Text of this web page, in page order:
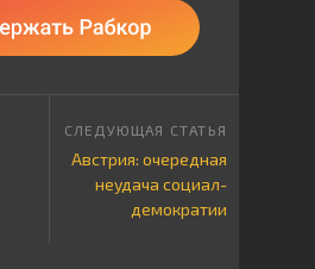
Австрия: очередная
неудача социал-
демократии